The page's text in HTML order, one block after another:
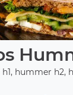
hummer h2,